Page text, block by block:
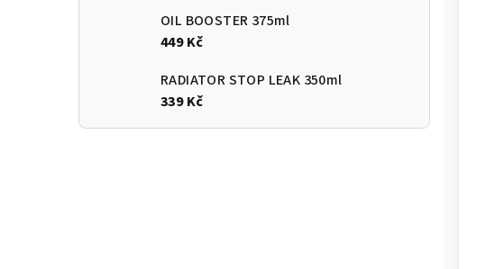
OIL BOOSTER 375ml
449 Kč
RADIATOR STOP LEAK 350ml
339 Kč